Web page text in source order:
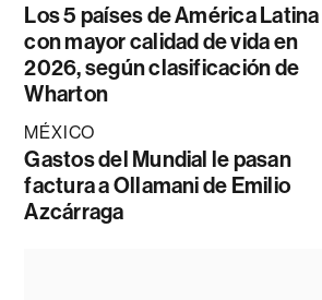
Los 5 países de América Latina
con mayor calidad de vida en
2026, según clasificación de
Wharton
MÉXICO
Gastos del Mundial le pasan
factura a Ollamani de Emilio
Azcárraga